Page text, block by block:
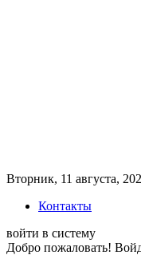
Вторник, 11 августа,
Контакты
войти в систему
Добро пожаловать!